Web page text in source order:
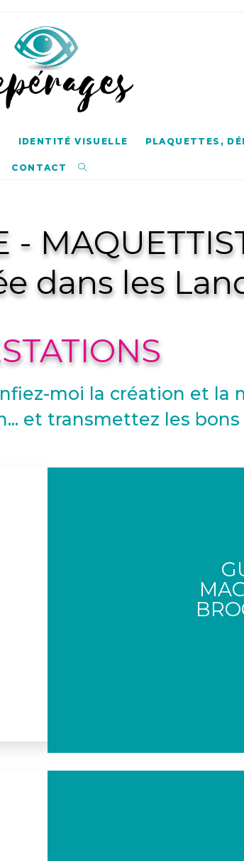
IDENTITÉ VISUELLE PLAQUETTES,
CONTACT
-
dans les
moi la création et la
et transmettez les bons